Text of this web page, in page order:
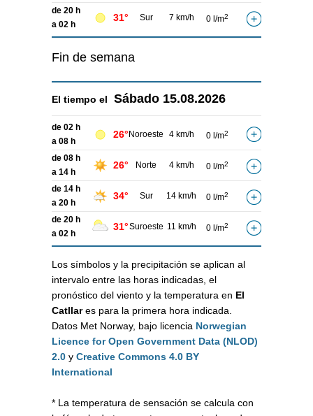
de 20 h
a 02 h
31° Sur 7 km/h 0 l/m2
Fin de semana
El tiempo el Sábado 15.08.2026
de 02 h
a 08 h
26° Noroeste 4 km/h 0 l/m2
de 08 h
a 14 h
26° Norte 4 km/h 0 l/m2
de 14 h
a 20 h
34° Sur 14 km/h 0 l/m2
de 20 h
a 02 h
31°Suroeste 11 km/h 0 l/m2
Los símbolos y la precipitación se aplican al
intervalo entre las horas indicadas, el
pronóstico del viento y la temperatura en El
Catllares para la primera hora indicada.
Datos Met Norway, bajo licencia Norwegian
Licence for Open Government Data (NLOD)
2.0 y Creative Commons 4.0 BY
International
* La temperatura de sensación se calcula con